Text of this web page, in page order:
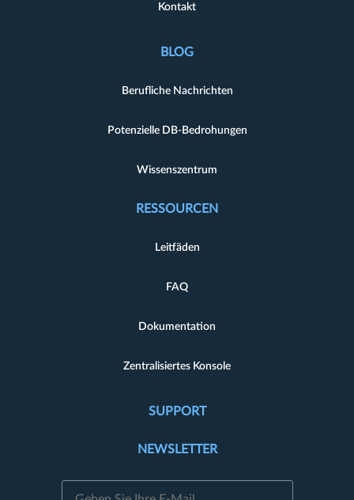
Kontakt
BLOG
Berufliche Nachrichten
Potenzielle DB-Bedrohungen
Wissenszentrum
RESSOURCEN
Leitfäden
FAQ
Dokumentation
Zentralisiertes Konsole
SUPPORT
NEWSLETTER